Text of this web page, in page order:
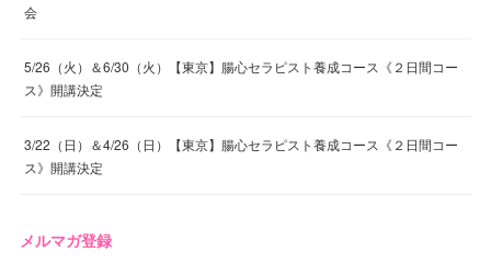
会
5/26（火）＆6/30（火）【東京】腸心セラピスト養成コース《２日間コー
ス》開講決定
3/22（日）＆4/26（日）【東京】腸心セラピスト養成コース《２日間コー
ス》開講決定
メルマガ登録